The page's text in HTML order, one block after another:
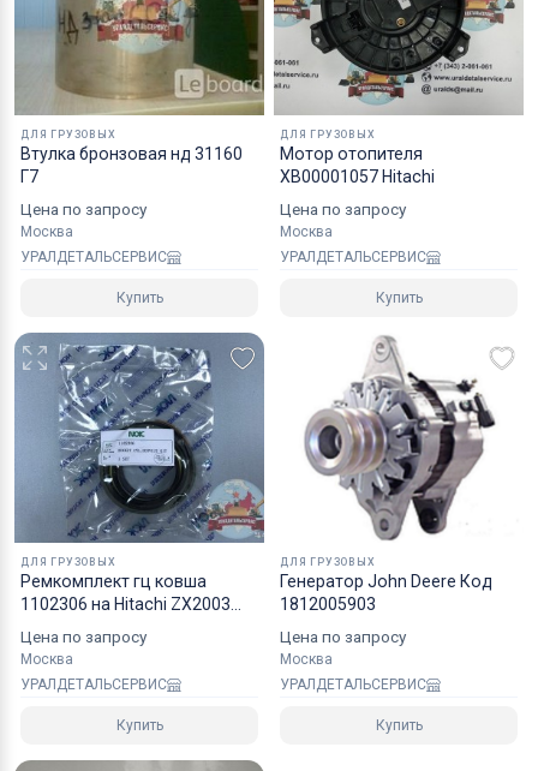
Коробки оптимального размера и с
надежным уровнем защиты.
Специалисты компании готовы взять на себя все
перевозке вашего заказа в любой регион РФ, в
страны СНГ, Азии и ЕС.
ДЛЯ ГРУЗОВЫХ
Втулка бронзовая нд 31160
Г7
Цена по запросу
Москва
УРАЛДЕТАЛЬСЕРВИС
Купить
ДЛЯ ГРУЗОВЫХ
Мотор отопителя
XB00001057 Hitachi
Цена по запросу
Москва
УРАЛДЕТАЛЬСЕРВИС
Купить
ДЛЯ ГРУЗОВЫХ
Ремкомплект гц ковша
1102306 на Hitachi ZX2003
Цена по запросу
Москва
УРАЛДЕТАЛЬСЕРВИС
Купить
ДЛЯ ГРУЗОВЫХ
Генератор John Deere Код
1812005903
Цена по запросу
Москва
УРАЛДЕТАЛЬСЕРВИС
Купить